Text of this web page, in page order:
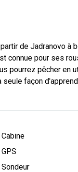
de Jadranovo à
connue pour ses
pourrez pêcher en
seule façon
Cabine
GPS
Sondeur